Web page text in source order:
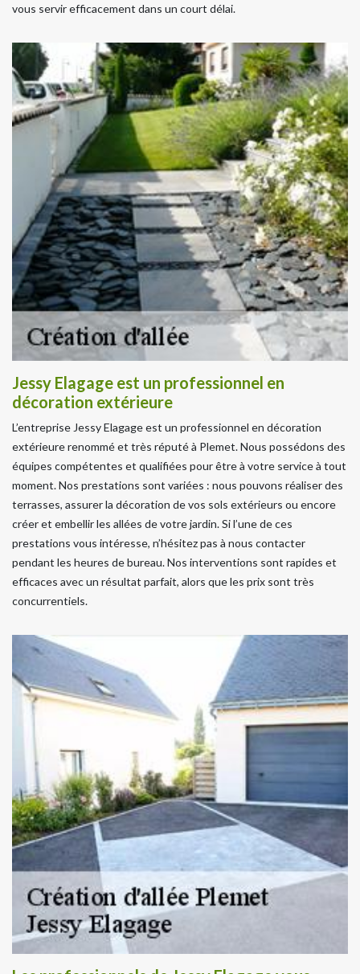
vous servir efficacement dans un court délai.
Jessy Elagage est un professionnel en
décoration extérieure
L’entreprise Jessy Elagage est un professionnel en décoration
extérieure renommé et très réputé à Plemet. Nous possédons des
équipes compétentes et qualifiées pour être à votre service à tout
moment. Nos prestations sont variées : nous pouvons réaliser des
terrasses, assurer la décoration de vos sols extérieurs ou encore
créer et embellir les allées de votre jardin. Si l’une de ces
prestations vous intéresse, n’hésitez pas à nous contacter
pendant les heures de bureau. Nos interventions sont rapides et
efficaces avec un résultat parfait, alors que les prix sont très
concurrentiels.